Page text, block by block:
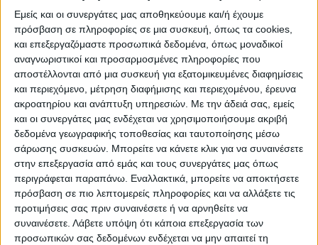
Εμείς και οι συνεργάτες μας αποθηκεύουμε και/ή έχουμε
πρόσβαση σε πληροφορίες σε μια συσκευή, όπως τα cookies,
και επεξεργαζόμαστε προσωπικά δεδομένα, όπως μοναδικοί
αναγνωριστικοί και προσαρμοσμένες πληροφορίες που
αποστέλλονται από μια συσκευή για εξατομικευμένες διαφημίσεις
και περιεχόμενο, μέτρηση διαφήμισης και περιεχομένου, έρευνα
ακροατηρίου και ανάπτυξη υπηρεσιών. Με την άδειά σας, εμείς
και οι συνεργάτες μας ενδέχεται να χρησιμοποιήσουμε ακριβή
δεδομένα γεωγραφικής τοποθεσίας και ταυτοποίησης μέσω
σάρωσης συσκευών. Μπορείτε να κάνετε κλικ για να συναινέσετε
στην επεξεργασία από εμάς και τους συνεργάτες μας όπως
περιγράφεται παραπάνω. Εναλλακτικά, μπορείτε να αποκτήσετε
πρόσβαση σε πιο λεπτομερείς πληροφορίες και να αλλάξετε τις
προτιμήσεις σας πριν συναινέσετε ή να αρνηθείτε να
συναινέσετε. Λάβετε υπόψη ότι κάποια επεξεργασία των
προσωπικών σας δεδομένων ενδέχεται να μην απαιτεί τη
ΘΕΜΑ ΤΗΣ ΗΜΕΡΑΣ